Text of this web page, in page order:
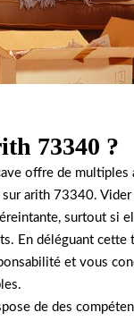
73340 ?
offre de multiples
sur arith 73340. Vider
surtout si
En déléguant cette
et vous
de des